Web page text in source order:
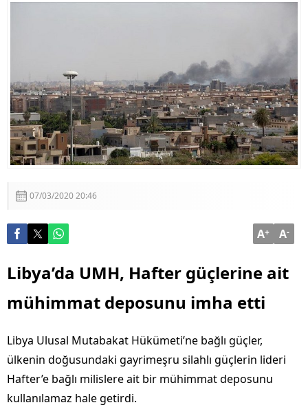
07/03/2020 20:46
A+ A-
Libya’da UMH, Hafter güçlerine ait
mühimmat deposunu imha etti
Libya Ulusal Mutabakat Hükümeti’ne bağlı güçler,
ülkenin doğusundaki gayrimeşru silahlı güçlerin lideri
Hafter’e bağlı milislere ait bir mühimmat deposunu
kullanılamaz hale getirdi.